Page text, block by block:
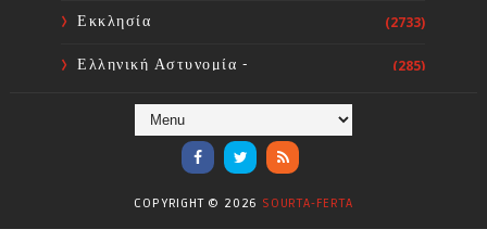
Εκκλησία (2733)
Ελληνική Αστυνομία -
(285)
Ενόργανη Γυμναστική
COPYRIGHT © 2026 SOURTA-FERTA